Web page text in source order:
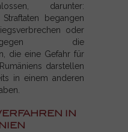
darunter:
begangen
oder
gegen die
die eine Gefahr für
darstellen
in einem anderen
in